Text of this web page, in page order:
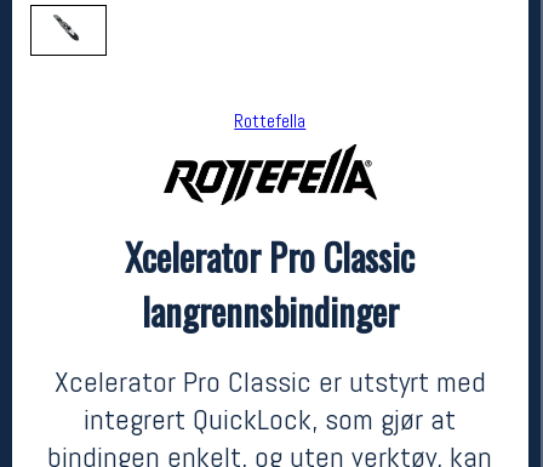
Rottefella
Xcelerator Pro Classic
langrennsbindinger
Xcelerator Pro Classic er utstyrt med
integrert QuickLock, som gjør at
bindingen enkelt, og uten verktøy, kan
Rottefella
Xcelerator Pro Classic langrennsbindinger
1199,- MEDLEM:839,-